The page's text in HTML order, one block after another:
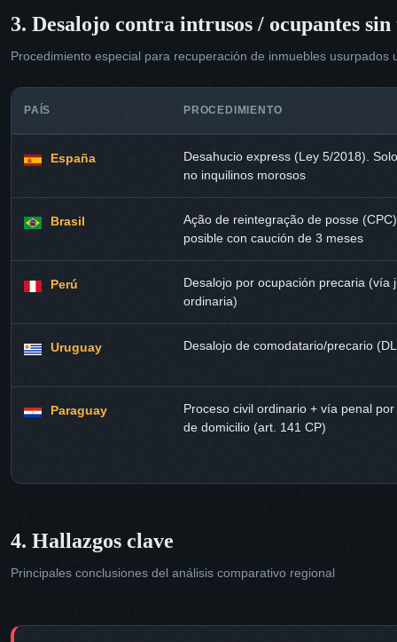
3. Desalojo contra intrusos / ocupantes
Procedimiento especial para recuperación de inmuebles usurpados
PAÍS PROCEDIMIENTO
España
Desahucio express (Ley 5/2018).
no inquilinos morosos
Brasil
Ação de reintegração de posse
posible con caución de 3 meses
Perú
Desalojo por ocupación precaria (vía
ordinaria)
Uruguay Desalojo de comodatario/precario
Paraguay
Proceso civil ordinario + vía penal
de domicilio (art. 141 CP)
4. Hallazgos clave
Principales conclusiones del análisis comparativo regional